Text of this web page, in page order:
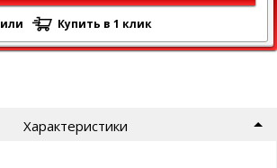
или Купить в 1 клик
Характеристики